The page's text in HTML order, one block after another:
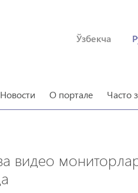
Ўзбекча
Новости О портале Часто
видео